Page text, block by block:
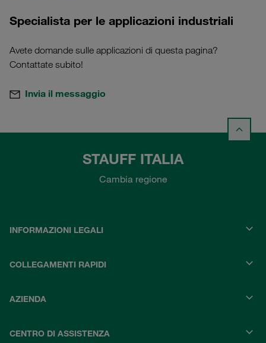
Specialista per le applicazioni industriali
Avete domande sulle applicazioni di questa pagina?
Contattate subito!
Invia il messaggio
STAUFF ITALIA
Cambia regione
INFORMAZIONI LEGALI
COLLEGAMENTI RAPIDI
AZIENDA
CENTRO DI ASSISTENZA